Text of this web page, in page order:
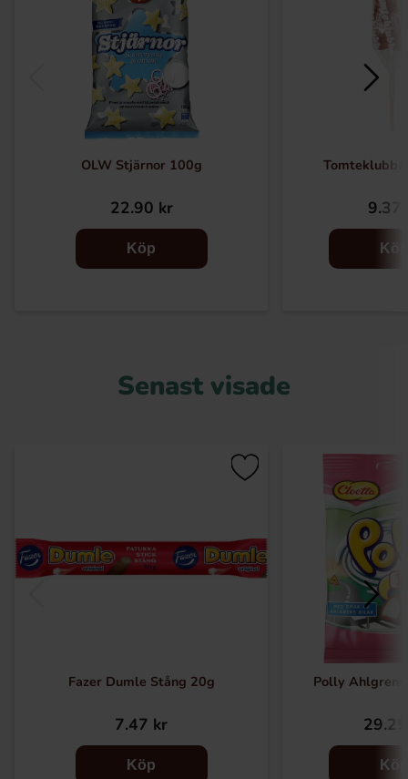
OLW Stjärnor 100g
22.90 kr
Köp
9.37
Köp
Senast visade
Fazer Dumle Stång 20g
7.47 kr
Köp
Polly
Köp